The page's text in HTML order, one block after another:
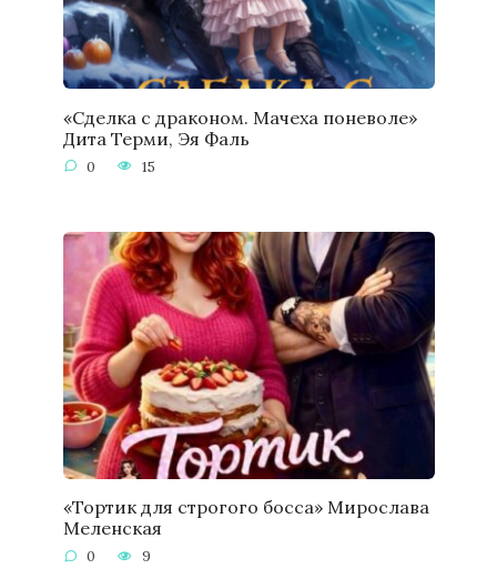
«Сделка с драконом. Мачеха поневоле»
Дита Терми, Эя Фаль
0 15
«Тортик для строгого босса» Мирослава
Меленская
0 9